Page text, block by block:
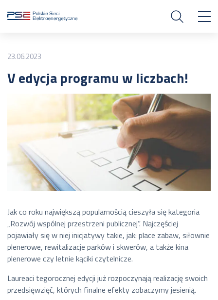
23.06.2023
V edycja programu w liczbach!
Jak co roku największą popularnością cieszyła się kategoria
„Rozwój wspólnej przestrzeni publicznej”. Najczęściej
pojawiały się w niej inicjatywy takie, jak: place zabaw, siłownie
plenerowe, rewitalizacje parków i skwerów, a także kina
plenerowe czy letnie kąciki czytelnicze.
Laureaci tegorocznej edycji już rozpoczynają realizację swoich
przedsięwzięć, których finalne efekty zobaczymy jesienią.